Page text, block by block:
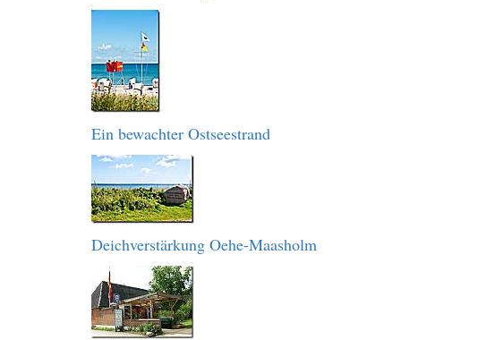
Ein bewachter Ostseestrand
Deichverstärkung Oehe-Maasholm